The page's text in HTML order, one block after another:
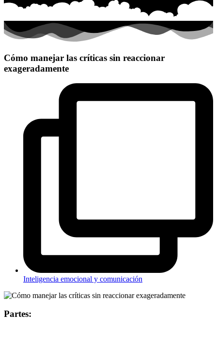
Cómo manejar las críticas sin reaccionar
exageradamente
Inteligencia emocional y comunicación
Partes: